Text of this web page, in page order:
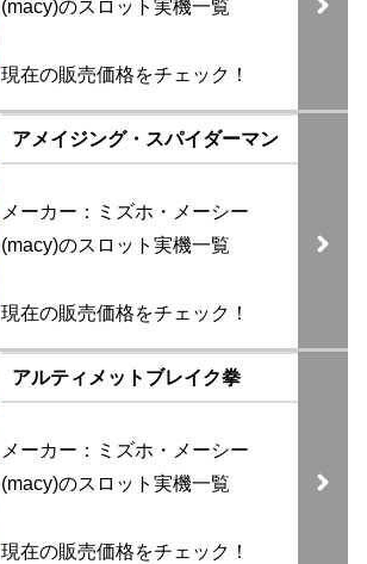
(macy)のスロット実機一覧
現在の販売価格をチェック！
アメイジング・スパイダーマン
メーカー：ミズホ・メーシー
(macy)のスロット実機一覧
現在の販売価格をチェック！
アルティメットブレイク拳
メーカー：ミズホ・メーシー
(macy)のスロット実機一覧
現在の販売価格をチェック！